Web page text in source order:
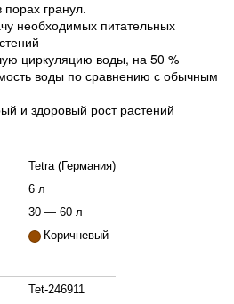
порах гранул.
необходимых питательных
циркуляцию воды, на 50 %
воды по сравнению с обычным
и здоровый рост растений
Tetra (Германия)
6 л
30 — 60 л
Коричневый
Tet-246911